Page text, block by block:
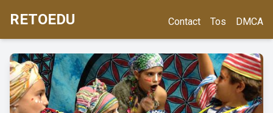
RETOEDU Contact Tos DMCA